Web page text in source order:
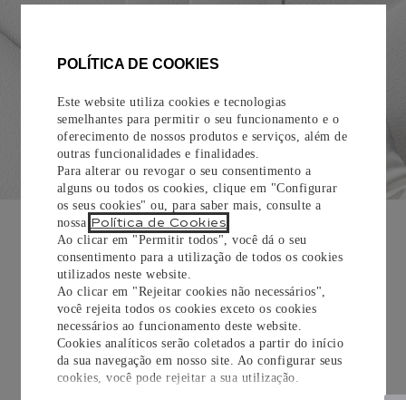
POLÍTICA DE COOKIES
Este website utiliza cookies e tecnologias
semelhantes para permitir o seu funcionamento e o
oferecimento de nossos produtos e serviços, além de
outras funcionalidades e finalidades.
Para alterar ou revogar o seu consentimento a
alguns ou todos os cookies, clique em "Configurar
os seus cookies" ou, para saber mais, consulte a
nossa Política de Cookies
Ao clicar em "Permitir todos", você dá o seu
consentimento para a utilização de todos os cookies
utilizados neste website.
Ao clicar em "Rejeitar cookies não necessários",
você rejeita todos os cookies exceto os cookies
necessários ao funcionamento deste website.
Cookies analíticos serão coletados a partir do início
da sua navegação em nosso site. Ao configurar seus
cookies, você pode rejeitar a sua utilização.
EMBALAGEM PARA PRESENTE
Todos os pedidos de nossa e-Boutique Cartier são
cuidadosamente embrulhados para presente e oferecem a
opção de adicionar um cartão personalizado.
Saiba mais